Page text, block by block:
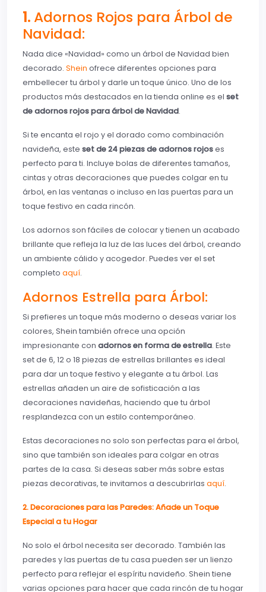
1. Adornos Rojos para Árbol de
Navidad:
Nada dice «Navidad» como un árbol de Navidad bien
decorado. Shein ofrece diferentes opciones para
embellecer tu árbol y darle un toque único. Uno de los
productos más destacados en la tienda online es el set
de adornos rojos para árbol de Navidad.
Si te encanta el rojo y el dorado como combinación
navideña, este set de 24 piezas de adornos rojoses
perfecto para ti. Incluye bolas de diferentes tamaños,
cintas y otras decoraciones que puedes colgar en tu
árbol, en las ventanas o incluso en las puertas para un
toque festivo en cada rincón.
Los adornos son fáciles de colocar y tienen un acabado
brillante que refleja la luz de las luces del árbol, creando
un ambiente cálido y acogedor. Puedes ver el set
completo aquí.
Adornos Estrella para Árbol:
Si prefieres un toque más moderno o deseas variar los
colores, Shein también ofrece una opción
impresionante con adornos en forma de estrella. Este
set de 6, 12 o 18 piezas de estrellas brillantes es ideal
para dar un toque festivo y elegante a tu árbol. Las
estrellas añaden un aire de sofisticación a las
decoraciones navideñas, haciendo que tu árbol
resplandezca con un estilo contemporáneo.
Estas decoraciones no solo son perfectas para el árbol,
sino que también son ideales para colgar en otras
partes de la casa. Si deseas saber más sobre estas
piezas decorativas, te invitamos a descubrirlas aquí.
2. Decoraciones para las Paredes: Añade un Toque
Especial a tu Hogar
No solo el árbol necesita ser decorado. También las
paredes y las puertas de tu casa pueden ser un lienzo
perfecto para reflejar el espíritu navideño. Shein tiene
varias opciones para hacer que cada rincón de tu hogar